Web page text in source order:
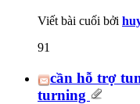
Viết bài cuối bởi
91
cần hỗ trợ
turning